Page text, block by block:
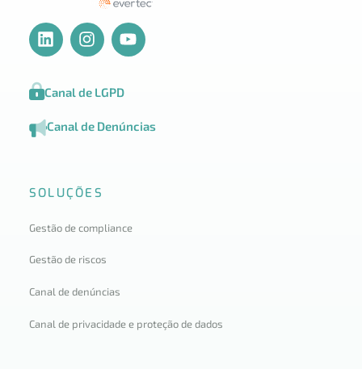
Canal de LGPD
Canal de Denúncias
SOLUÇÕES
Gestão de compliance
Gestão de riscos
Canal de denúncias
Canal de privacidade e proteção de dados